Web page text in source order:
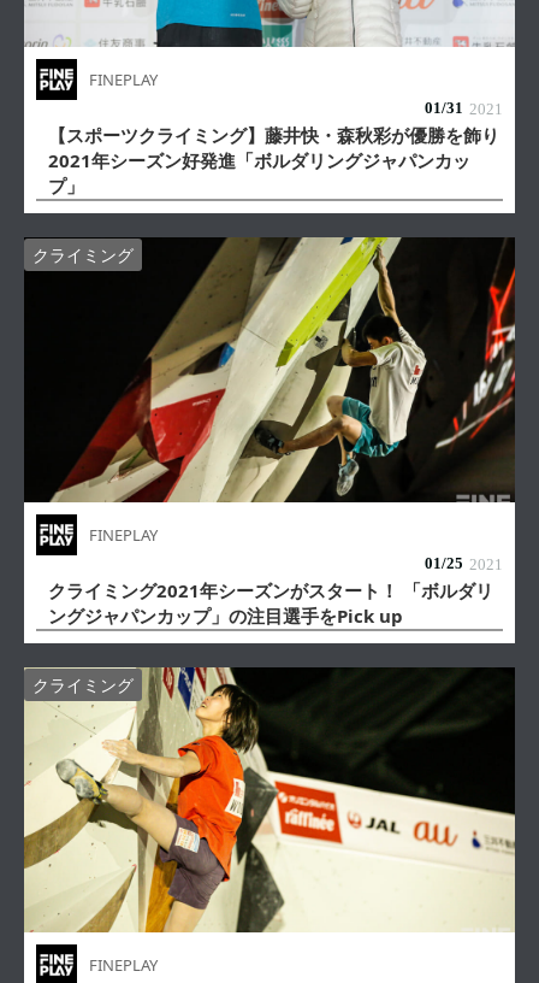
FINEPLAY
01/31 2021
【スポーツクライミング】藤井快・森秋彩が優勝を飾り
2021年シーズン好発進「ボルダリングジャパンカッ
プ」
クライミング
FINEPLAY
01/25 2021
クライミング2021年シーズンがスタート！ 「ボルダリ
ングジャパンカップ」の注目選手をPick up
クライミング
FINEPLAY